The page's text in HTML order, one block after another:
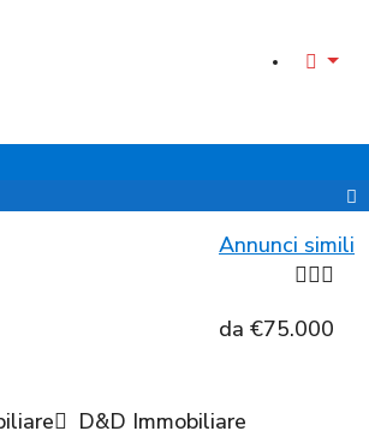
Annunci simili
da €75.000
D&D Immobiliare